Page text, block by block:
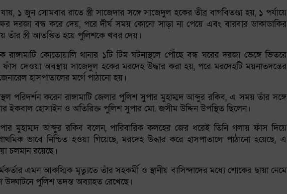
১ জুন সোমবার রাতে স্ত্রী সাজেদার সঙ্গে সাজেদুল হকের তীব্র বাগবিতণ্ডা হয়, ১ পর্যায়ে
দরজা বন্ধ করে দেয়, পরে দীর্ঘ সময় কোনো সাড়া না পেয়ে এবং বারবার ডাকাডাকির
স্ত্রী আতঙ্কিত হয়ে পুলিশকে খবর দেয়।
কোতোয়ালি থানার ১টি টিম ঘটনাস্থলে পৌঁছে বন্ধ ঘরের দরজা ভেঙ্গে ভিতরে
ফাঁস দেওয়া অবস্থায় সাজেদুল হকের মরদেহ উদ্ধার করা হয়, পরে মরদেহটি ময়নাতদন্তের
হাসপাতালের মর্গে পাঠানো হয়।
পরিদর্শন করেন রাঙ্গামাটি জেলার পুলিশ সুপার মুহাম্মদ আব্দুর রকিব, এ সময় তাঁর সঙ্গে
ইকবাল হোসাইন ও অতিরিক্ত পুলিশ সুপার মো. জসীম উদ্দিন উপস্থিত ছিলেন।
মুহাম্মদ আব্দুর রকিব বলেন, পারিবারিক কলহের জের ধরেই তিনি গলায় ফাঁস দিয়ে
ভাবে নিশ্চিত হওয়া গিয়েছে, মরদেহ উদ্ধার করে হাসপাতালে পাঠানো হয়েছে, এ
চলমান রয়েছে।
এমন আকস্মিক মৃত্যুতে তাঁর সহকর্মী ও স্থানীয় বাসিন্দাদের মধ্যে শোকের ছায়া নেমে
পুলিশ তদন্ত অব্যাহত রেখেছে।